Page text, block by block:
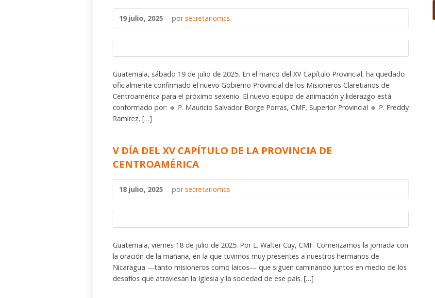
19 julio, 2025 porsecretariomcs
Guatemala, sábado 19 de julio de 2025, En el marco del XV Capítulo Provincial, ha quedado
oficialmente confirmado el nuevo Gobierno Provincial de los Misioneros Claretianos de
Centroamérica para el próximo sexenio. El nuevo equipo de animación y liderazgo está
conformado por: 🔹 P. Mauricio Salvador Borge Porras, CMF, Superior Provincial 🔹 P. Freddy
Ramírez, […]
V DÍA DEL XV CAPÍTULO DE LA PROVINCIA DE
CENTROAMÉRICA
18 julio, 2025 porsecretariomcs
Guatemala, viernes 18 de julio de 2025. Por E. Walter Cuy, CMF. Comenzamos la jornada con
la oración de la mañana, en la que tuvimos muy presentes a nuestros hermanos de
Nicaragua —tanto misioneros como laicos— que siguen caminando juntos en medio de los
desafíos que atraviesan la Iglesia y la sociedad de ese país. […]